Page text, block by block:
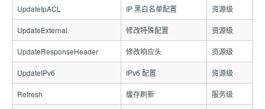
UpdateIpACL IP 黑白名单配置 资源级
UpdateExternal 修改特殊配置 资源级
UpdateResponseHeader 修改响应头 资源级
UpdateIPv6 IPv6 配置 资源级
Refresh 缓存刷新 服务级